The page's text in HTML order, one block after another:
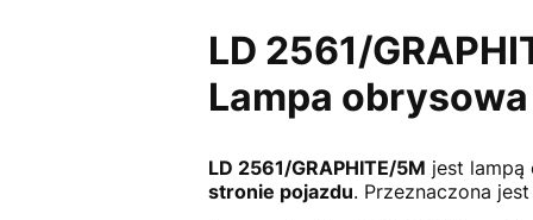
LD 2561/
Lampa
LD 2561/GRAPHITE/5M jest
stronie pojazdu. Przeznaczona